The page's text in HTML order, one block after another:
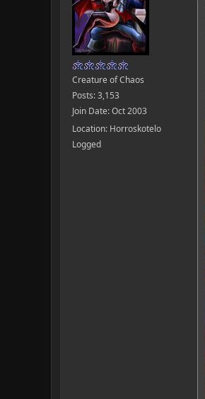
Creature of Chaos
Posts: 3,153
Join Date: Oct 2003
Location: Horroskotelo
Logged